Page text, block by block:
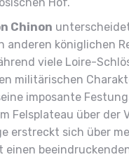
Chinon
anderen königlichen
viele Loire-
militärischen
imposante
Felsplateau über der
erstreckt sich über
einen